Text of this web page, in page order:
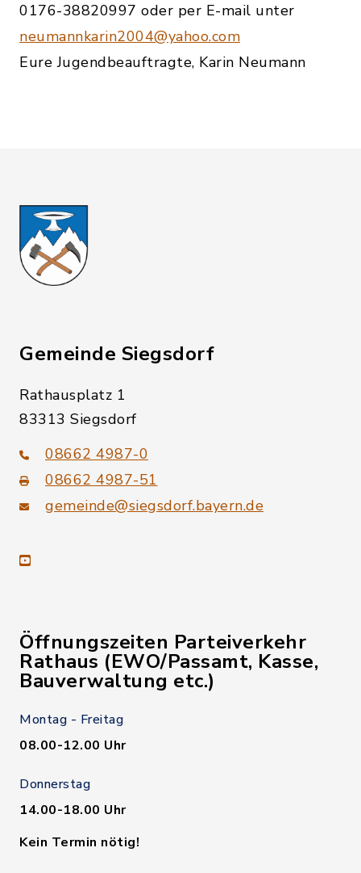
0176-38820997 oder per E-mail unter
neumannkarin2004@yahoo.com
Eure Jugendbeauftragte, Karin Neumann
Gemeinde Siegsdorf
Rathausplatz 1
83313 Siegsdorf
08662 4987-0
08662 4987-51
gemeinde@siegsdorf.bayern.de
youtube
Öffnungszeiten Parteiverkehr
Rathaus (EWO/Passamt, Kasse,
Bauverwaltung etc.)
Montag - Freitag
08.00-12.00 Uhr
Donnerstag
14.00-18.00 Uhr
Kein Termin nötig!